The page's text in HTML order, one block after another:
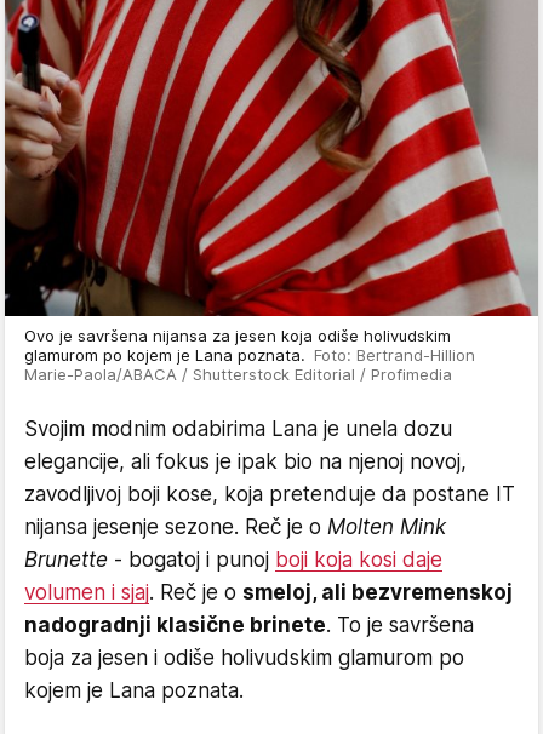
Ovo je savršena nijansa za jesen koja odiše holivudskim
glamurom po kojem je Lana poznata. Foto: Bertrand-Hillion
Marie-Paola/ABACA / Shutterstock Editorial / Profimedia
Svojim modnim odabirima Lana je unela dozu
elegancije, ali fokus je ipak bio na njenoj novoj,
zavodljivoj boji kose, koja pretenduje da postane IT
nijansa jesenje sezone. Reč je o Molten Mink
Brunette - bogatoj i punoj boji koja kosi daje
volumen i sjaj. Reč je o smeloj, ali bezvremenskoj
nadogradnji klasične brinete. To je savršena
boja za jesen i odiše holivudskim glamurom po
kojem je Lana poznata.